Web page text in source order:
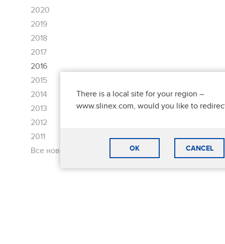
2020
2019
2018
2017
2016
2015
2014
2013
2012
2011
Все новости
There is a local site for your region –
www.slinex.com, would you like to
OK CANCEL